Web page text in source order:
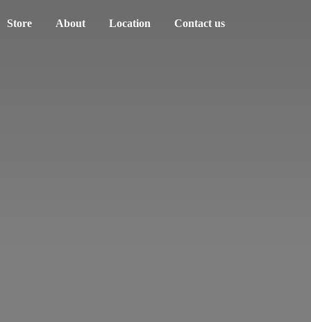
Store About Location Contact us